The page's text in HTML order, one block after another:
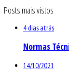
Posts mais vistos
4 dias atrás
Normas
14/10/2021